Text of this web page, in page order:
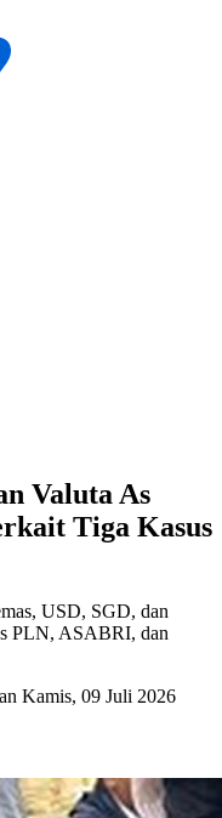
Valuta As
Tiga Kasus
USD, SGD, dan
PLN, ASABRI, dan
Kamis, 09 Juli 2026